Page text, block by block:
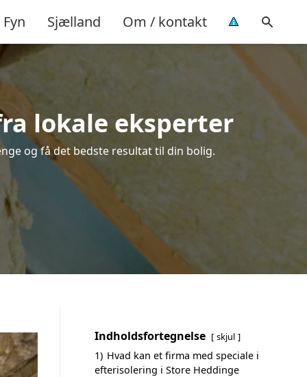
Fyn Sjælland Om / kontakt
lokale eksperter
og få det bedste resultat til din bolig.
Indholdsfortegnelse skjul
1) Hvad kan et firma med speciale i
efterisolering i Store Heddinge